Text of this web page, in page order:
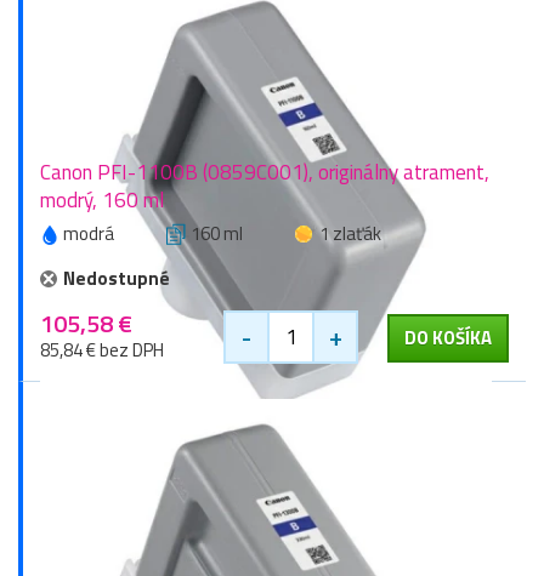
Canon PFI-1100B (0859C001), originálny atrament,
modrý, 160 ml
modrá 160 ml
1 zlaťák
Nedostupné
105,58 €
85,84 € bez DPH - + DO KOŠÍKA